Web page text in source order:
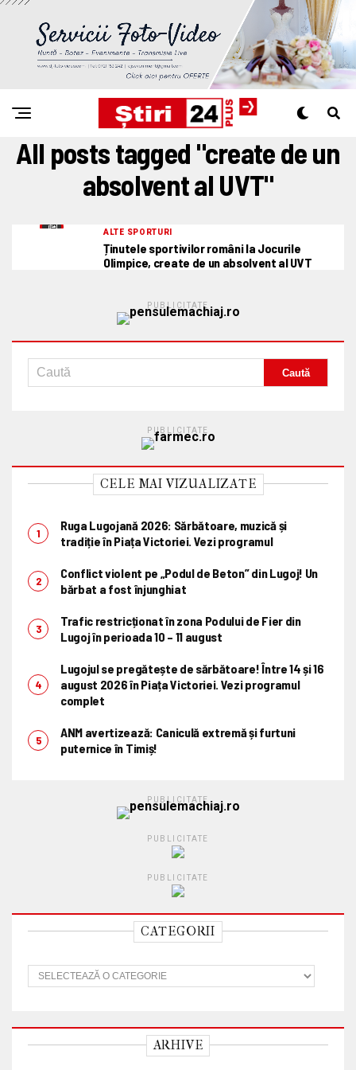
All posts tagged "create de un
absolvent al UVT"
ALTE SPORTURI
Ținutele sportivilor români la Jocurile
Olimpice, create de un absolvent al UVT
PUBLICITATE
PUBLICITATE
CELE MAI VIZUALIZATE
Ruga Lugojană 2026: Sărbătoare, muzică și
tradiție în Piața Victoriei. Vezi programul
Conflict violent pe „Podul de Beton” din Lugoj! Un
bărbat a fost înjunghiat
Trafic restricționat în zona Podului de Fier din
Lugoj în perioada 10 – 11 august
Lugojul se pregătește de sărbătoare! Între 14 și 16
august 2026 în Piața Victoriei. Vezi programul
complet
ANM avertizează: Caniculă extremă și furtuni
puternice în Timiș!
PUBLICITATE
PUBLICITATE
PUBLICITATE
CATEGORII
C
a
r
ARHIVE